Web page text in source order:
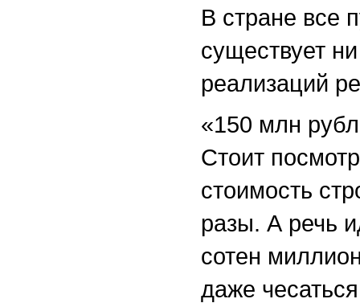
В стране все
существует
реализаций
«150 млн
Стоит
стоимость
разы. А речь
сотен
даже